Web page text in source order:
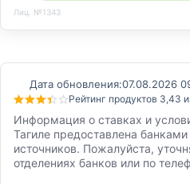
Лиц. №1343
Дата обновления:07.08.2026
Рейтинг продуктов 3,43
Информация о ставках и
Тагиле предоставлена
источников. Пожалуйста,
отделениях банков или по